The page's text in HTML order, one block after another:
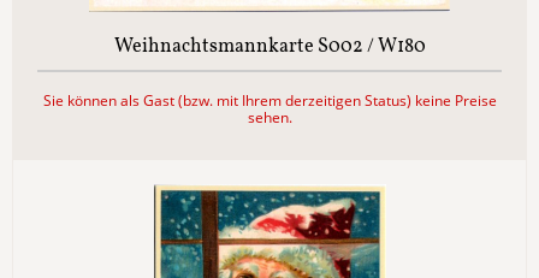
Weihnachtsmannkarte S002 / W180
Sie können als Gast (bzw. mit Ihrem derzeitigen Status) keine Preise
sehen.